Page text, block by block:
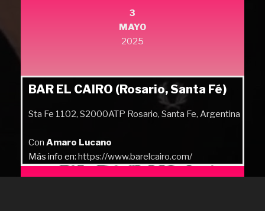
3
MAYO
2025
BAR EL CAIRO (Rosario, Santa Fé)
Sta Fe 1102, S2000ATP Rosario, Santa Fe, Argentina
Con Amaro Lucano
Más info en: https://www.barelcairo.com/